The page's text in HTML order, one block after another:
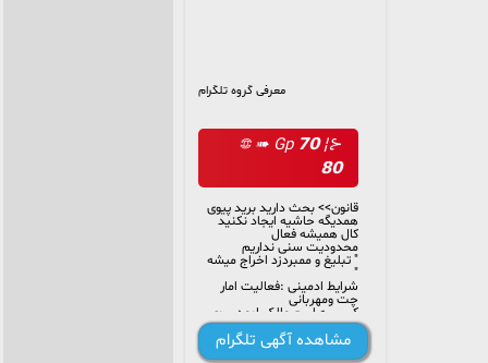
معرفی گروه تلگرام
⊰𖠂 ➠ Gp 𝟳𝟬 ¦
𝟴𝟬
قانون>> بحث دارید برید پیوی
همدیگه حاشیه ایجاد نکنید
کال همیشه فعال
محدودیت سنی نداریم
" تبلیغ و ممبردزد اخراج میشه
"
شرایط ادمینی :فعالیت امار
چت ومهربانی
کسی به اسم مالک اومد پیوی
واسه پول بلاک کنید)
https://t.me/joinchat/sR-
Y0rjfqPplOWQ0
مشاهده آگهی تلگرام